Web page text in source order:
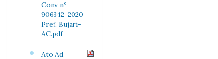
Conv nº
906342-2020
Pref. Bujari-
AC.pdf
Ato Ad